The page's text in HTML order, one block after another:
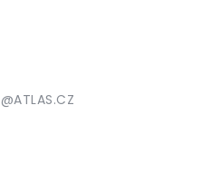
@ATLAS.CZ